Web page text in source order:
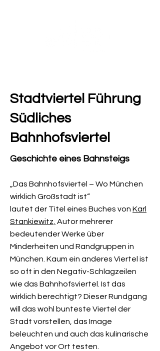
Stadtviertel Führung
Südliches
Bahnhofsviertel
Geschichte eines Bahnsteigs
„Das Bahnhofsviertel – Wo München
wirklich Großstadt ist“
lautet der Titel eines Buches von Karl
Stankiewitz, Autor mehrerer
bedeutender Werke über
Minderheiten und Randgruppen in
München. Kaum ein anderes Viertel ist
so oft in den Negativ-Schlagzeilen
wie das Bahnhofsviertel. Ist das
wirklich berechtigt? Dieser Rundgang
will das wohl bunteste Viertel der
Stadt vorstellen, das Image
beleuchten und auch das kulinarische
Angebot vor Ort testen.